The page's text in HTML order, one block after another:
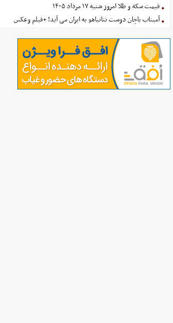
قیمت سکه و طلا امروز شنبه ۱۷ مرداد ۱۴۰۵
آمیتاب باچان دوست نتانیاهو به ایران می آید! +فیلم وعکس